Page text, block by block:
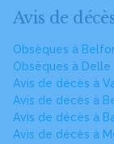
Avis de
Obsèques à
Obsèques à Delle
Avis de décès à
Avis de décès à
Avis de décès à
Avis de décès à